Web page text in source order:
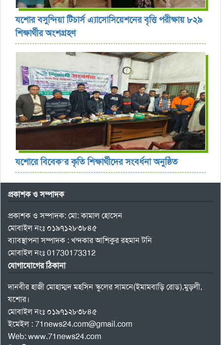
যশোর বসুন্দিয়া টিচার্স এ্যাসোসিয়েশনের বৃত্তি পরীক্ষায় ৮২৯
শিক্ষার্থীর অংশগ্রহণ
যশোরে বিবেক’র কৃতি শিক্ষার্থীদের সংবর্ধনা অনুষ্ঠিত
প্রকাশক ও সম্পাদক
প্রকাশক ও সম্পাদক: মো: কামাল হোসেন
মোবাইল নংঃ ০১৯৭১২৮৩৮৪৫
ব্যাবস্থাপনা সম্পাদক : খন্দকার আশিকুর রহমান টনি
মোবাইল নংঃ 01730173312
যোগাযোগের ঠিকানা
দানবীর হাজী মোহাম্মদ মহসিন স্কুলের সামনে(ইমামবাড়ি রোড),মুড়লী,
যশোর।
মোবাইল নংঃ ০১৯৭১২৮৩৮৪৫
ইমেইল : 71news24.com@gmail.com
Web: www.71news24.com